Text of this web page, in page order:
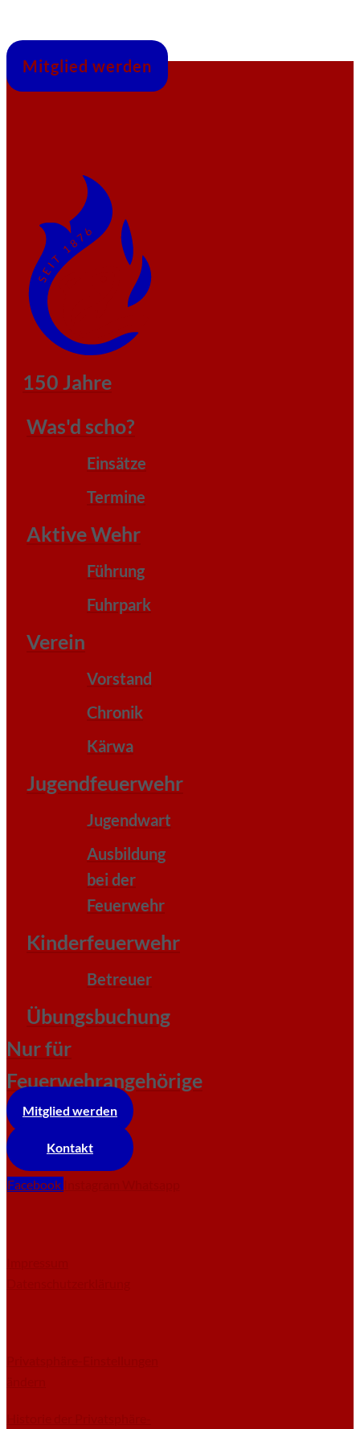
Mitglied werden
150 Jahre
Was'd scho?
Einsätze
Termine
Aktive Wehr
Führung
Fuhrpark
Verein
Vorstand
Chronik
Kärwa
Jugendfeuerwehr
Jugendwart
Ausbildung
bei der
Feuerwehr
Kinderfeuerwehr
Betreuer
Übungsbuchung
Nur für
Feuerwehrangehörige
Mitglied werden
Kontakt
Facebook